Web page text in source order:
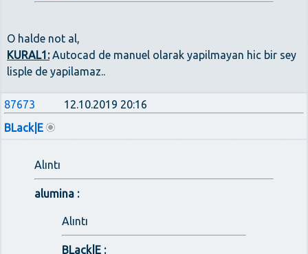
O halde not al,
KURAL1:Autocad de manuel olarak yapilmayan hic bir sey
lisple de yapilamaz..
87673
12.10.2019 20:16
BLack|E
Alıntı
alumina :
Alıntı
BLack|E :